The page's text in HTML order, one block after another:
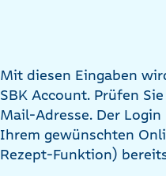
Mit diesen Eingaben
SBK Account. Prüfen
Mail-Adresse. Der
Ihrem gewünschten
Rezept-Funktion)